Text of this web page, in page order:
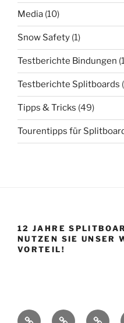
Media (10)
Snow Safety (1)
Testberichte Bindungen
Testberichte Splitboards
Tipps & Tricks (49)
Tourentipps für
12 JAHRE
NUTZEN SIE UNSER
VORTEIL!
StartseiteShop